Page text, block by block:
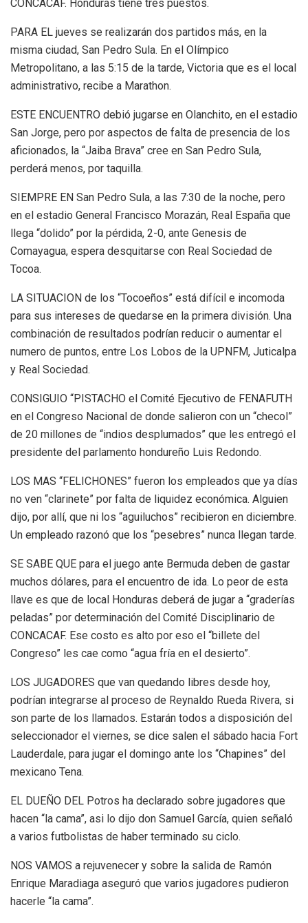
CONCACAF. Honduras tiene tres puestos.
PARA EL jueves se realizarán dos partidos más, en la
misma ciudad, San Pedro Sula. En el Olímpico
Metropolitano, a las 5:15 de la tarde, Victoria que es el local
administrativo, recibe a Marathon.
ESTE ENCUENTRO debió jugarse en Olanchito, en el estadio
San Jorge, pero por aspectos de falta de presencia de los
aficionados, la “Jaiba Brava” cree en San Pedro Sula,
perderá menos, por taquilla.
SIEMPRE EN San Pedro Sula, a las 7:30 de la noche, pero
en el estadio General Francisco Morazán, Real España que
llega “dolido” por la pérdida, 2-0, ante Genesis de
Comayagua, espera desquitarse con Real Sociedad de
Tocoa.
LA SITUACION de los “Tocoeños” está difícil e incomoda
para sus intereses de quedarse en la primera división. Una
combinación de resultados podrían reducir o aumentar el
numero de puntos, entre Los Lobos de la UPNFM, Juticalpa
y Real Sociedad.
CONSIGUIO “PISTACHO el Comité Ejecutivo de FENAFUTH
en el Congreso Nacional de donde salieron con un “checol”
de 20 millones de “indios desplumados” que les entregó el
presidente del parlamento hondureño Luis Redondo.
LOS MAS “FELICHONES” fueron los empleados que ya días
no ven “clarinete” por falta de liquidez económica. Alguien
dijo, por allí, que ni los “aguiluchos” recibieron en diciembre.
Un empleado razonó que los “pesebres” nunca llegan tarde.
SE SABE QUE para el juego ante Bermuda deben de gastar
muchos dólares, para el encuentro de ida. Lo peor de esta
llave es que de local Honduras deberá de jugar a “graderías
peladas” por determinación del Comité Disciplinario de
CONCACAF. Ese costo es alto por eso el “billete del
Congreso” les cae como “agua fría en el desierto”.
LOS JUGADORES que van quedando libres desde hoy,
podrían integrarse al proceso de Reynaldo Rueda Rivera, si
son parte de los llamados. Estarán todos a disposición del
seleccionador el viernes, se dice salen el sábado hacia Fort
Lauderdale, para jugar el domingo ante los “Chapines” del
mexicano Tena.
EL DUEÑO DEL Potros ha declarado sobre jugadores que
hacen “la cama”, asi lo dijo don Samuel García, quien señaló
a varios futbolistas de haber terminado su ciclo.
NOS VAMOS a rejuvenecer y sobre la salida de Ramón
Enrique Maradiaga aseguró que varios jugadores pudieron
hacerle “la cama”.